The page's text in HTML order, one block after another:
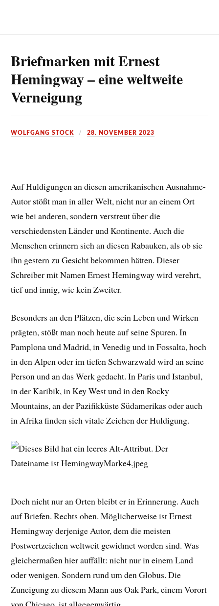
Briefmarken mit Ernest
Hemingway – eine weltweite
Verneigung
WOLFGANG STOCK 28. NOVEMBER 2023
Auf Huldigungen an diesen amerikanischen Ausnahme-
Autor stößt man in aller Welt, nicht nur an einem Ort
wie bei anderen, sondern verstreut über die
verschiedensten Länder und Kontinente. Auch die
Menschen erinnern sich an diesen Rabauken, als ob sie
ihn gestern zu Gesicht bekommen hätten. Dieser
Schreiber mit Namen Ernest Hemingway wird verehrt,
tief und innig, wie kein Zweiter.
Besonders an den Plätzen, die sein Leben und Wirken
prägten, stößt man noch heute auf seine Spuren. In
Pamplona und Madrid, in Venedig und in Fossalta, hoch
in den Alpen oder im tiefen Schwarzwald wird an seine
Person und an das Werk gedacht. In Paris und Istanbul,
in der Karibik, in Key West und in den Rocky
Mountains, an der Pazifikküste Südamerikas oder auch
in Afrika finden sich vitale Zeichen der Huldigung.
Doch nicht nur an Orten bleibt er in Erinnerung. Auch
auf Briefen. Rechts oben. Möglicherweise ist Ernest
Hemingway derjenige Autor, dem die meisten
Postwertzeichen weltweit gewidmet worden sind. Was
gleichermaßen hier auffällt: nicht nur in einem Land
oder wenigen. Sondern rund um den Globus. Die
Zuneigung zu diesem Mann aus Oak Park, einem Vorort